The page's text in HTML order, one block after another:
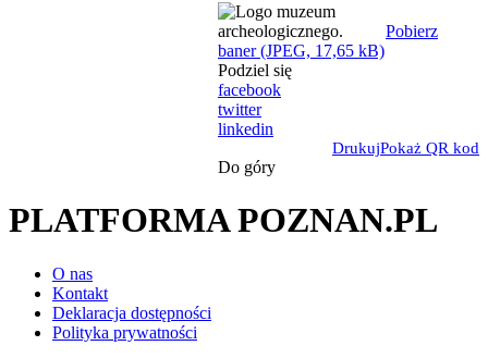
Pobierz
baner (JPEG, 17,65 kB)
Podziel się
facebook
twitter
linkedin
DrukujPokaż QR kod
Do góry
PLATFORMA POZNAN.PL
O nas
Kontakt
Deklaracja dostępności
Polityka prywatności